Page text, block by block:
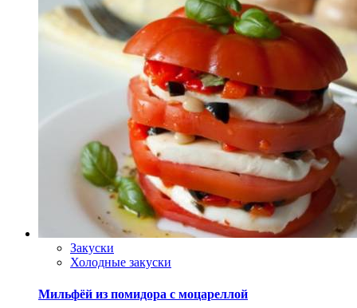
Закуски
Холодные закуски
Мильфёй из помидора с моцареллой